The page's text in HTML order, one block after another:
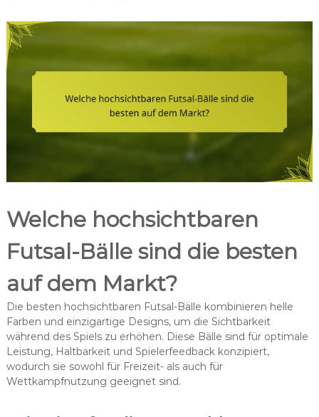
Welche hochsichtbaren
Futsal-Bälle sind die besten
auf dem Markt?
Die besten hochsichtbaren Futsal-Bälle kombinieren helle
Farben und einzigartige Designs, um die Sichtbarkeit
während des Spiels zu erhöhen. Diese Bälle sind für optimale
Leistung, Haltbarkeit und Spielerfeedback konzipiert,
wodurch sie sowohl für Freizeit- als auch für
Wettkampfnutzung geeignet sind.